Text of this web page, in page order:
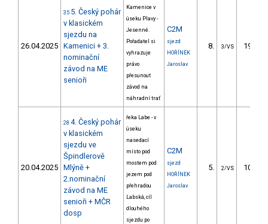
26.04.2025
35 5. Český pohár
v klasickém
sjezdu na
Kamenici + 3.
nominační
závod na ME
senioři
Kamenice v
úseku Plavy -
Jesenné.
Pořadatel si
vyhrazuje
právo
přesunout
závod na
náhradní trať
C2M
sjezd
HOŘÍNEK
Jaroslav
8. 3/VS 191.16
20.04.2025
28 4. Český pohár
v klasickém
sjezdu ve
Špindlerově
Mlýně +
2.nominační
závod na ME
senioři + MČR
dosp
řeka Labe - v
úseku
nasedací
místo pod
mostem pod
jezem pod
přehradou
Labská, cíl
dlouhého
sjezdu po
C2M
sjezd
HOŘÍNEK
Jaroslav
5. 2/VS 101.83